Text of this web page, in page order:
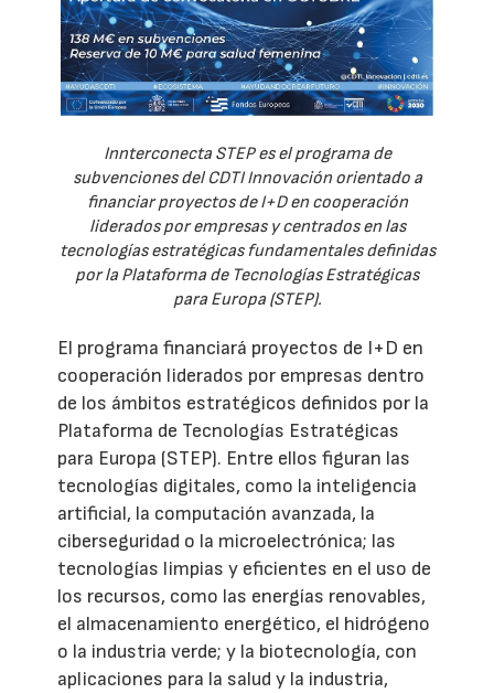
Innterconecta STEP es el programa de
subvenciones del CDTI Innovación orientado a
financiar proyectos de I+D en cooperación
liderados por empresas y centrados en las
tecnologías estratégicas fundamentales definidas
por la Plataforma de Tecnologías Estratégicas
para Europa (STEP).
El programa financiará proyectos de I+D en
cooperación liderados por empresas dentro
de los ámbitos estratégicos definidos por la
Plataforma de Tecnologías Estratégicas
para Europa (STEP). Entre ellos figuran las
tecnologías digitales, como la inteligencia
artificial, la computación avanzada, la
ciberseguridad o la microelectrónica; las
tecnologías limpias y eficientes en el uso de
los recursos, como las energías renovables,
el almacenamiento energético, el hidrógeno
o la industria verde; y la biotecnología, con
aplicaciones para la salud y la industria,